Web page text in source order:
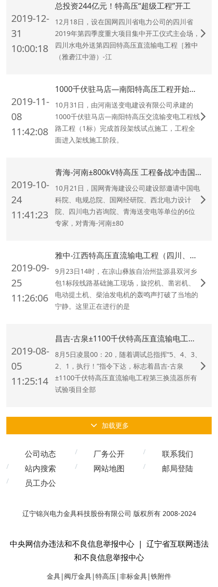
2019-12-
31
10:00:18
总投资244亿元！特高压“超级工程”开工
12月18日，设在国网四川省电力公司的四川省
2019年第四季度重大项目集中开工仪式主会场，
四川水电外送第四回特高压直流输电工程［雅中
（雅砻江中游）-江
2019-11-
08
11:42:08
1000千伏驻马店—南阳特高压工程开始架线
10月31日，由河南送变电建设有限公司承建的
1000千伏驻马店—南阳特高压交流输变电工程线
路工程（1标）完成首段架线试点施工，工程全
面进入架线施工阶段。
2019-10-
24
11:41:23
青海-河南±800kV特高压 工程备战冲击国家奖项
10月21日，国网青海建设公司建设部邀请中国电
科院、电规总院、国网经研院、西北电力设计
院、四川电力咨询院、青海送变电等单位的6位
专家，对青海-河南±80
2019-09-
25
11:26:06
雅中-江西特高压直流输电工程（四川、云南段）进入全面建设阶段
9月23日14时，在凉山彝族自治州盐源县双河乡
包1标段线路基础施工现场，旋挖机、凿岩机、
电动提土机、柴油发电机的轰鸣声打破了当地的
宁静。这里正在进行的是
2019-08-
05
11:25:14
昌吉-古泉±1100千伏特高压直流输电工程第三换流器正式投运
8月5日凌晨00：20，随着调试总指挥“5、4、3、
2、1，执行！”指令下达，标志着昌吉-古泉
±1100千伏特高压直流输电工程第三换流器所有
试验项目全部
加载更多
公司动态 厂务公开
联系我们
站内搜索
网站地图
邮局登陆
员工办公
辽宁锦兴电力金具科技股份有限公司 版权所有 2008-2024
中央网信办违法和不良信息举报中心| 辽宁省互联网违法
和不良信息举报中心
金具|阀厅金具|特高压|非标金具|铁附件